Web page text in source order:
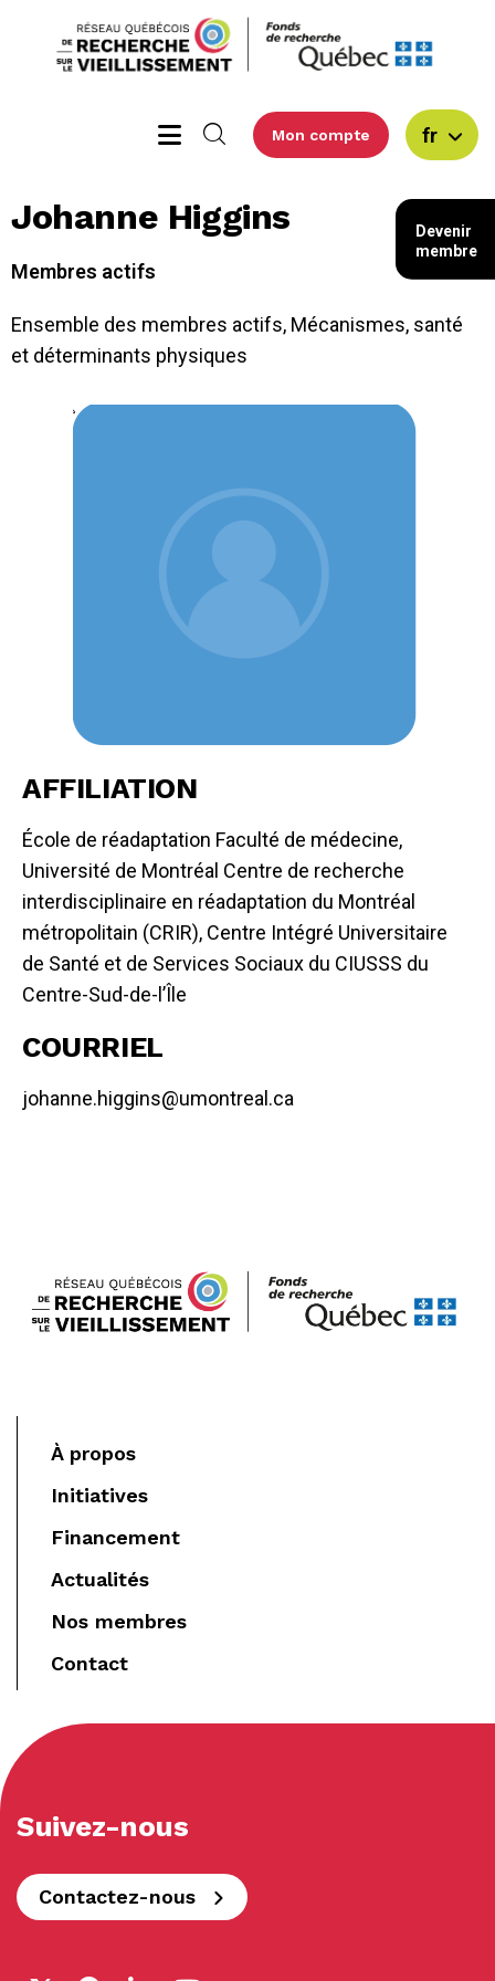
Mon compte fr
Johanne Higgins
Membres actifs
Ensemble des membres actifs, Mécanismes, santé
et déterminants physiques
AFFILIATION
École de réadaptation Faculté de médecine,
Université de Montréal Centre de recherche
interdisciplinaire en réadaptation du Montréal
métropolitain (CRIR), Centre Intégré Universitaire
de Santé et de Services Sociaux du CIUSSS du
Centre-Sud-de-l’Île
COURRIEL
johanne.higgins@umontreal.ca
À propos
Initiatives
Financement
Actualités
Nos membres
Contact
Suivez-nous
Contactez-nous
Devenir
membre